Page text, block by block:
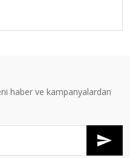
haber ve kampanyalardan